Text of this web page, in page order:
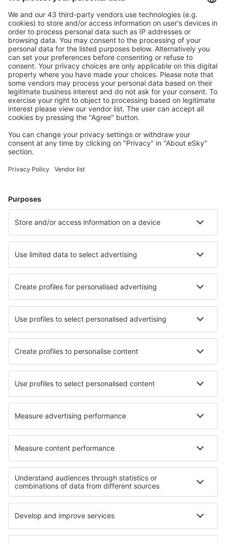
Scarica la nostra appe programma
comodamente i tuoi viaggi
Pianifica il tuo viaggio
Voli
City Break
Volo+Hotel
Hotel
Parcheggi
Trasferimenti
Attrazioni
Eventi sportivi
Scopri di più
Applicazione mobile
Compagnie aeree
Ryanair
easyJet
Wizz Air
Volotea
Vueling
Informazioni su eSky
Termini e condizioni
Le mie prenotazioni
Informativa privacy
Assistenza e contatti